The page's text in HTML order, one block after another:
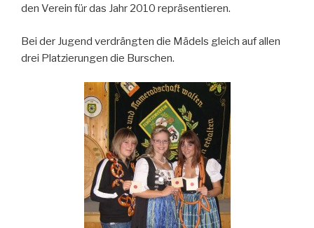
den Verein für das Jahr 2010 repräsentieren.
Bei der Jugend verdrängten die Mädels gleich auf allen
drei Platzierungen die Burschen.